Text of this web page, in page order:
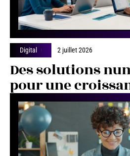
Digital 2 juillet 2026
Des solutions
pour une